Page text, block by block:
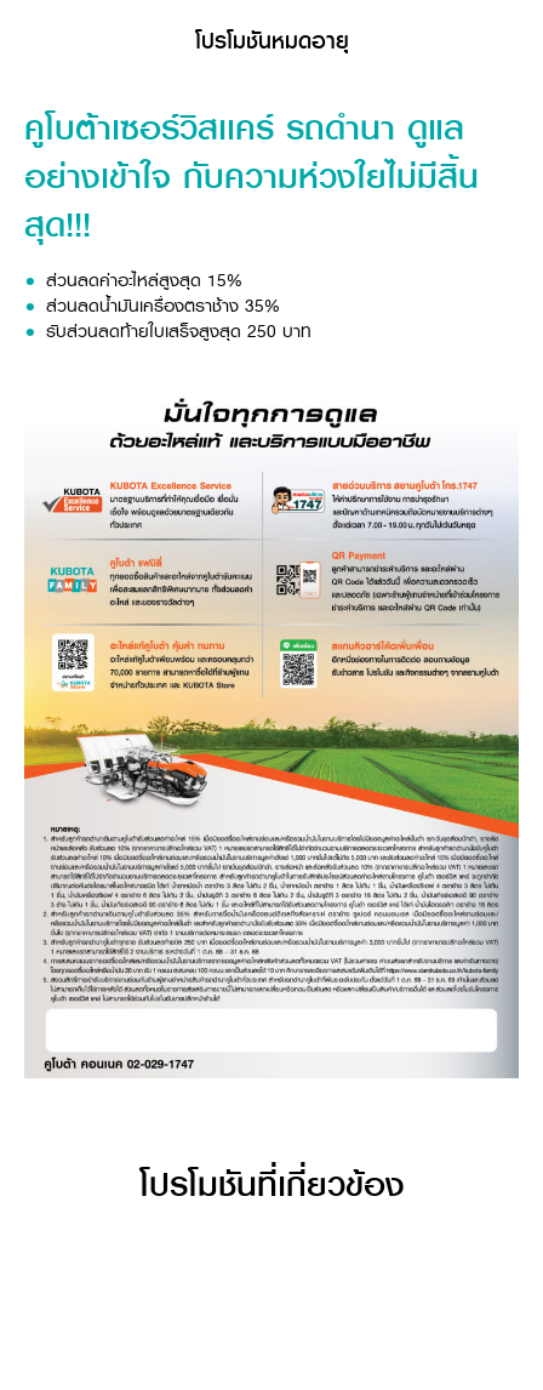
โปรโมชันหมดอายุ
คูโบต้าเซอร์วิสเเคร์ รถดำนา ดูแล
อย่างเข้าใจ กับความห่วงใยไม่มีสิ้น
สุด!!!
ส่วนลดค่าอะไหล่สูงสุด 15%
ส่วนลดน้ำมันเครื่องตราช้าง 35%
รับส่วนลดท้ายใบเสร็จสูงสุด 250 บาท
โปรโมชันที่เกี่ยวข้อง